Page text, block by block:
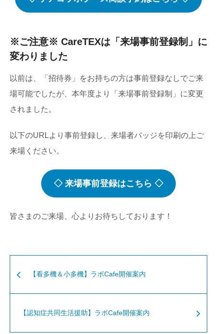
※ご注意※ CareTEXは「来場事前登録制」に
変わりました
以前は、「招待券」をお持ちの方は事前登録なしでご来
場可能でしたが、本年度より「来場事前登録制」に変更
されました。
以下のURLより事前登録し、来場者バッジを印刷の上ご
来場ください。
◇ 来場事前登録はこちら ◇
皆さまのご来場、心よりお待ちしております！
【看多機＆小多機】ラボCafe開催案内
【認知症共同生活援助】ラボCafe開催案内